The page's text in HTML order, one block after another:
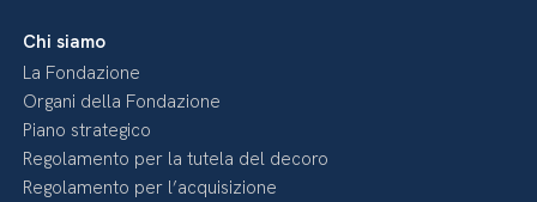
Chi siamo
La Fondazione
Organi della Fondazione
Piano strategico
Regolamento per la tutela del decoro
Regolamento per l’acquisizione